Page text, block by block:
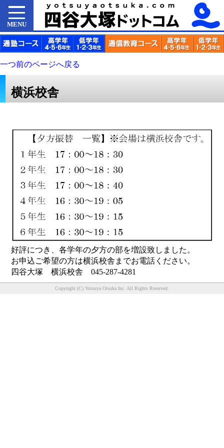
MENU
一つ前のページへ戻る
横浜校舎
好評につき、各学年の夕方の部を増設致しました。
お申込ご希望の方は横浜校舎までお電話ください。
四谷大塚 横浜校舎 045-287-4281
Copyright (C) Yotsuya Otsuka Inc. All Rights Reserved.